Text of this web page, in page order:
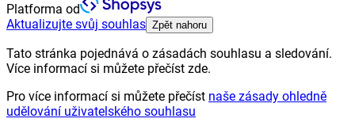
Platforma od
Aktualizujte svůj souhlas Zpět nahoru
Tato stránka pojednává o zásadách souhlasu a sledování.
Více informací si můžete přečíst zde.
Pro více informací si můžete přečíst naše zásady ohledně
udělování uživatelského souhlasu